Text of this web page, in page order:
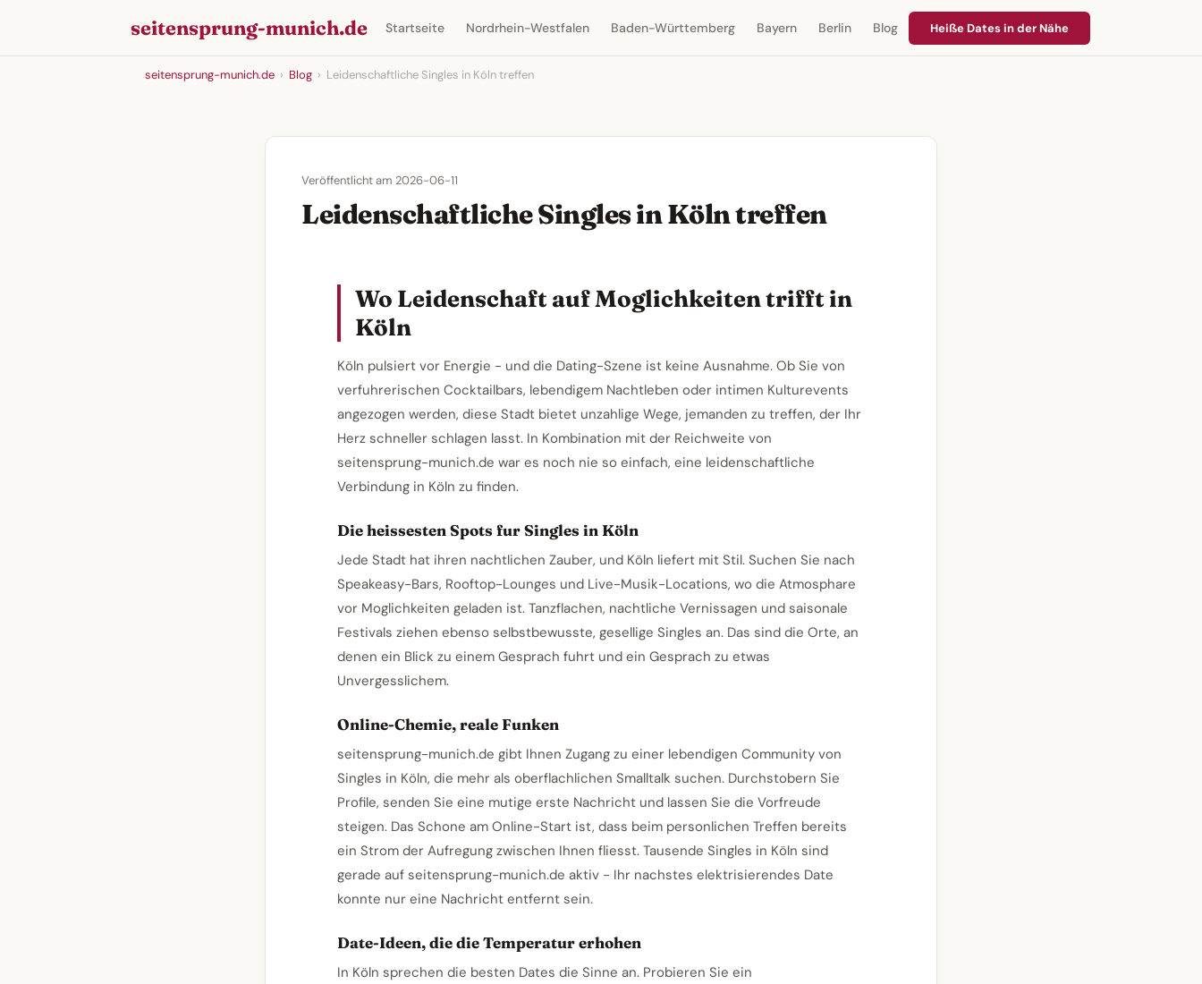
seitensprung-munich.de Startseite Nordrhein-Westfalen Baden-Württemberg Bayern Berlin Blog Heiße Dates in der Nähe
seitensprung-munich.de › Blog › Leidenschaftliche Singles in Köln treffen
Veröffentlicht am 2026-06-11
Leidenschaftliche Singles in Köln treffen
Wo Leidenschaft auf Moglichkeiten trifft in
Köln
Köln pulsiert vor Energie - und die Dating-Szene ist keine Ausnahme. Ob Sie von
verfuhrerischen Cocktailbars, lebendigem Nachtleben oder intimen Kulturevents
angezogen werden, diese Stadt bietet unzahlige Wege, jemanden zu treffen, der Ihr
Herz schneller schlagen lasst. In Kombination mit der Reichweite von
seitensprung-munich.de war es noch nie so einfach, eine leidenschaftliche
Verbindung in Köln zu finden.
Die heissesten Spots fur Singles in Köln
Jede Stadt hat ihren nachtlichen Zauber, und Köln liefert mit Stil. Suchen Sie nach
Speakeasy-Bars, Rooftop-Lounges und Live-Musik-Locations, wo die Atmosphare
vor Moglichkeiten geladen ist. Tanzflachen, nachtliche Vernissagen und saisonale
Festivals ziehen ebenso selbstbewusste, gesellige Singles an. Das sind die Orte, an
denen ein Blick zu einem Gesprach fuhrt und ein Gesprach zu etwas
Unvergesslichem.
Online-Chemie, reale Funken
seitensprung-munich.de gibt Ihnen Zugang zu einer lebendigen Community von
Singles in Köln, die mehr als oberflachlichen Smalltalk suchen. Durchstobern Sie
Profile, senden Sie eine mutige erste Nachricht und lassen Sie die Vorfreude
steigen. Das Schone am Online-Start ist, dass beim personlichen Treffen bereits
ein Strom der Aufregung zwischen Ihnen fliesst. Tausende Singles in Köln sind
gerade auf seitensprung-munich.de aktiv - Ihr nachstes elektrisierendes Date
konnte nur eine Nachricht entfernt sein.
Date-Ideen, die die Temperatur erhohen
In Köln sprechen die besten Dates die Sinne an. Probieren Sie ein